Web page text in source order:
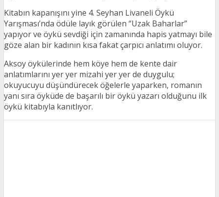
Kitabın kapanışını yine 4. Seyhan Livaneli Öykü
Yarışması’nda ödüle layık görülen “Uzak Baharlar”
yapıyor ve öykü sevdiği için zamanında hapis yatmayı bile
göze alan bir kadının kısa fakat çarpıcı anlatımı oluyor.
Aksoy öykülerinde hem köye hem de kente dair
anlatımlarını yer yer mizahi yer yer de duygulu;
okuyucuyu düşündürecek öğelerle yaparken, romanın
yanı sıra öyküde de başarılı bir öykü yazarı olduğunu ilk
öykü kitabıyla kanıtlıyor.